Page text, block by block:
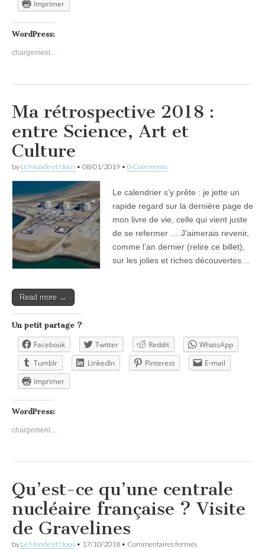
Imprimer
WordPress:
chargement…
Ma rétrospective 2018 :
entre Science, Art et
Culture
by Le Monde et Nous • 08/01/2019 • 0 Comments
Le calendrier s’y prête : je jette un
rapide regard sur la dernière page de
mon livre de vie, celle qui vient juste
de se refermer … J’aimerais revenir,
comme l’an dernier (relire ce billet),
sur les jolies et riches découvertes…
Read more →
Un petit partage ?
Facebook Twitter Reddit
WhatsApp
Tumblr
LinkedIn Pinterest
E-mail
Imprimer
WordPress:
chargement…
Qu’est-ce qu’une centrale
nucléaire française ? Visite
de Gravelines
by Le Monde et Nous • 17/10/2018 • Commentaires ferméssur